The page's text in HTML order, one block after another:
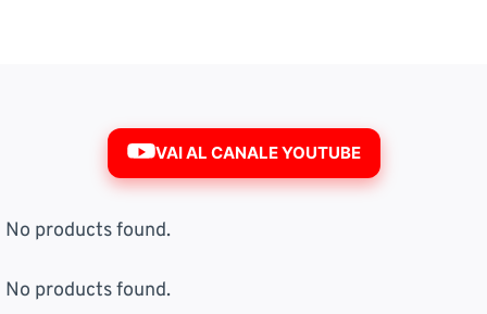
VAI AL CANALE YOUTUBE
No products found.
No products found.